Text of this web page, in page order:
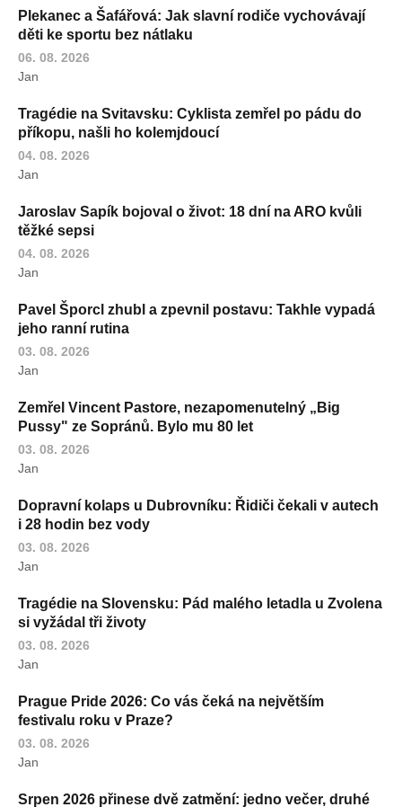
Plekanec a Šafářová: Jak slavní rodiče vychovávají
děti ke sportu bez nátlaku
06. 08. 2026
Jan
Tragédie na Svitavsku: Cyklista zemřel po pádu do
příkopu, našli ho kolemjdoucí
04. 08. 2026
Jan
Jaroslav Sapík bojoval o život: 18 dní na ARO kvůli
těžké sepsi
04. 08. 2026
Jan
Pavel Šporcl zhubl a zpevnil postavu: Takhle vypadá
jeho ranní rutina
03. 08. 2026
Jan
Zemřel Vincent Pastore, nezapomenutelný „Big
Pussy" ze Sopránů. Bylo mu 80 let
03. 08. 2026
Jan
Dopravní kolaps u Dubrovníku: Řidiči čekali v autech
i 28 hodin bez vody
03. 08. 2026
Jan
Tragédie na Slovensku: Pád malého letadla u Zvolena
si vyžádal tři životy
03. 08. 2026
Jan
Prague Pride 2026: Co vás čeká na největším
festivalu roku v Praze?
03. 08. 2026
Jan
Srpen 2026 přinese dvě zatmění: jedno večer, druhé